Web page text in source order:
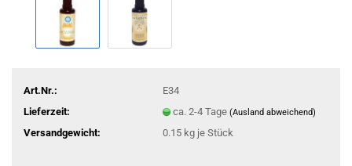
Art.Nr.:
E34
Lieferzeit:
ca. 2-4 Tage (Ausland abweichend)
Versandgewicht: 0.15kg je Stück